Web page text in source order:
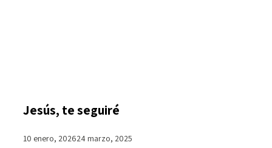
Jesús, te seguiré
10 enero, 202624 marzo, 2025